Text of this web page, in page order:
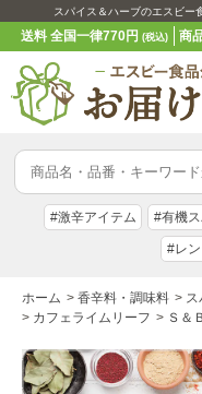
スパイス＆ハーブのエスビー
送料 全国一律770円(税込) 商
#激辛アイテム #有機
#レ
ホーム > 香辛料・調味料 >
> カフェライムリーフ > Ｓ＆